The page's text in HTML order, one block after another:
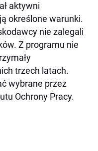
aktywni
określone warunki.
nie zalegali
Z programu nie
trzech latach.
wybrane przez
Ochrony Pracy.